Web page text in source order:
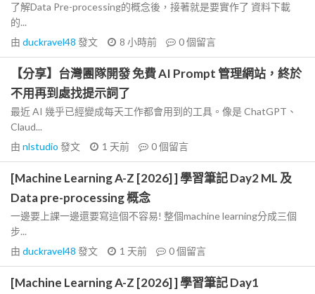
了解Data Pre-processing的概念後，接著就是要實作了 資料下載
的...
由 duckravel48 發文 8 小時前 0個留言
【分享】台灣團隊開發 免費 AI Prompt 管理網站，終於
不用再到處找提示詞了
最近 AI 幾乎已經變成每天工作都會用到的工具。像是 ChatGPT、
Claud...
由 nlstudio 發文 1 天前 0個留言
[Machine Learning A-Z [2026] ] 學習筆記 Day2 ML 及
Data pre-processing 概念
一邊要上課一邊還要寫這個不容易! 整個machine learning分成三個
步...
由 duckravel48 發文 1 天前 0個留言
[Machine Learning A-Z [2026] ] 學習筆記 Day1